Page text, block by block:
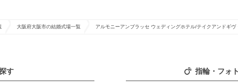
大阪府大阪市の結婚式場一覧 アルモニーアンブラッセ ウェディングホテル/テイクアンドギ
す 指輪・フォ